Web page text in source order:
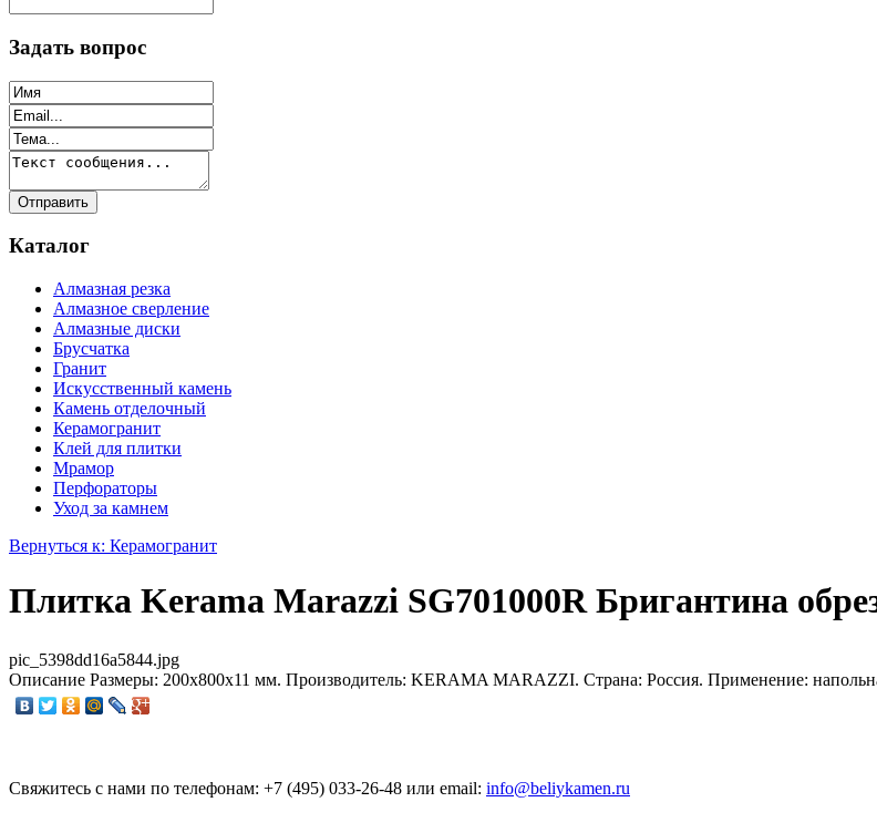
Задать вопрос
Каталог
Алмазная резка
Алмазное сверление
Алмазные диски
Брусчатка
Гранит
Искусственный камень
Камень отделочный
Керамогранит
Клей для плитки
Мрамор
Перфораторы
Уход за камнем
Вернуться к: Керамогранит
Плитка Kerama Marazzi SG701000R Бригантина
pic_5398dd16a5844.jpg
Описание Размеры: 200x800x11 мм. Производитель: KERAMA MARAZZI. Страна: Россия. Применение:
Свяжитесь с нами по телефонам: +7 (495) 033-26-48 или email: info@beliykamen.ru